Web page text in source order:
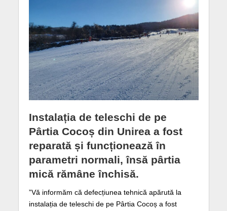
Instalația de teleschi de pe
Pârtia Cocoș din Unirea a fost
reparată și funcționează în
parametri normali, însă pârtia
mică rămâne închisă.
”Vă informăm că defecțiunea tehnică apărută la
instalația de teleschi de pe Pârtia Cocoș a fost